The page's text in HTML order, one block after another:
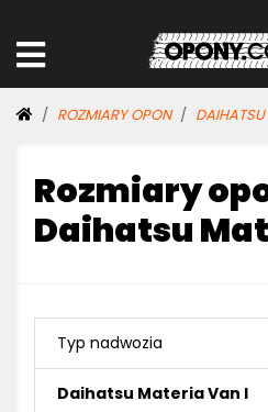
ROZMIARY OPON DAIHATSU
Rozmiary
Daihatsu
Typ nadwozia
Daihatsu Materia Van I